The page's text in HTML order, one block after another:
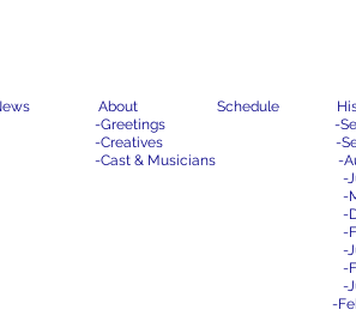
About Schedule
Greetings -
Creatives -
Cast & Musicians -
-